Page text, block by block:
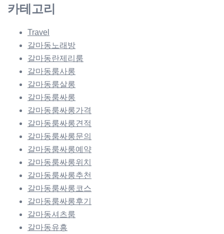
카테고리
Travel
갈마동노래방
갈마동란제리룸
갈마동룸사롱
갈마동룸살롱
갈마동룸싸롱
갈마동룸싸롱가격
갈마동룸싸롱견적
갈마동룸싸롱문의
갈마동룸싸롱예약
갈마동룸싸롱위치
갈마동룸싸롱추천
갈마동룸싸롱코스
갈마동룸싸롱후기
갈마동셔츠룸
갈마동유흥